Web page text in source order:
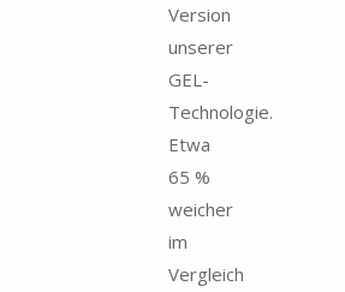
Version
unserer
GEL-
Technologie.
Etwa
65 %
weicher
im
Vergleich